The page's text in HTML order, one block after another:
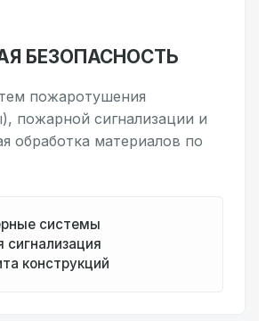
БЕЗОПАСНОСТЬ
пожаротушения
пожарной сигнализации и
обработка материалов по
системы
сигнализация
конструкций